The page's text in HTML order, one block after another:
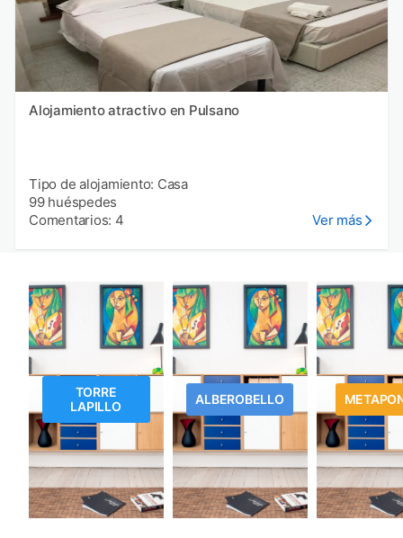
Alojamiento atractivo en Pulsano
Tipo de alojamiento: Casa
99 huéspedes
Comentarios: 4
Ver más
TORRE
LAPILLO
ALBEROBELLO